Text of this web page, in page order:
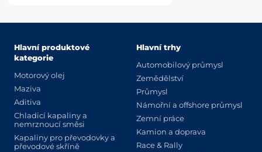
Hlavní produktové
kategorie
Motorový olej
Maziva
Aditiva
Chladicí kapaliny a
nemrznoucí směsi
Kapaliny pro převodovky a
převodové skříně
Hlavní trhy
Automobilový průmysl
Zemědělství
Průmysl
Námořní a offshore průmysl
Zemní práce
Kamion a doprava
Race & Rally